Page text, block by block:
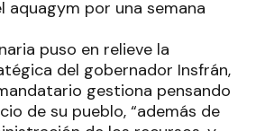
aquagym por una semana
puso en relieve la
del gobernador Insfrán,
gestiona pensando
de su pueblo, “además de